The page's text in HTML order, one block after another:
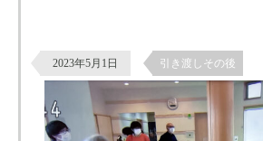
2023年5月1日 引き渡しその後